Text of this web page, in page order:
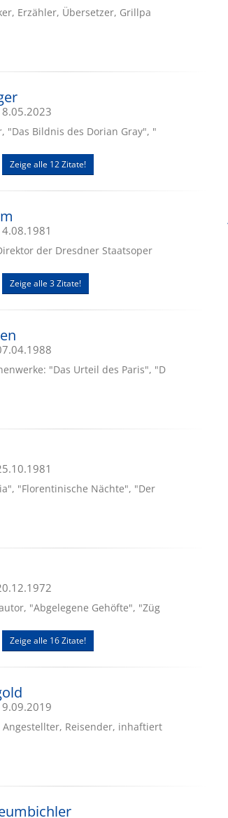
Erzähler, Übersetzer, Grillpa
"Das Bildnis des Dorian Gray", "
Zeige alle 12 Zitate!
der Dresdner Staatsoper
Zeige alle 3 Zitate!
"Das Urteil des Paris", "D
"Florentinische Nächte", "Der
"Abgelegene Gehöfte", "Züg
Zeige alle 16 Zitate!
Reisender, inhaftiert